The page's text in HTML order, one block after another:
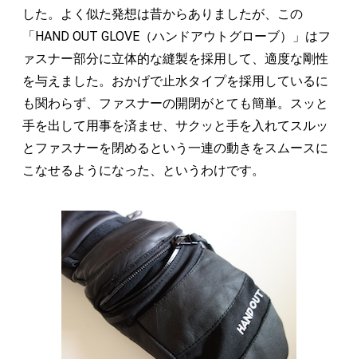
した。よく似た発想は昔からありましたが、この
「HAND OUT GLOVE（ハンドアウトグローブ）」はフ
ァスナー部分に立体的な縫製を採用して、適度な剛性
を与えました。おかげで止水タイプを採用しているに
も関わらず、ファスナーの開閉がとても簡単。スッと
手を出して用事を済ませ、サクッと手を入れてスルッ
とファスナーを閉めるという一連の動きをスムースに
こなせるようになった、というわけです。